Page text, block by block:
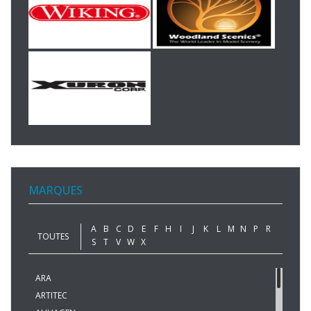
MARQUES
TOUTES
A B C D E F H I J K L M N P
R
S
T V W X
ARA
ARTITEC